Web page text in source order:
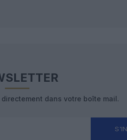
dans votre boîte mail.